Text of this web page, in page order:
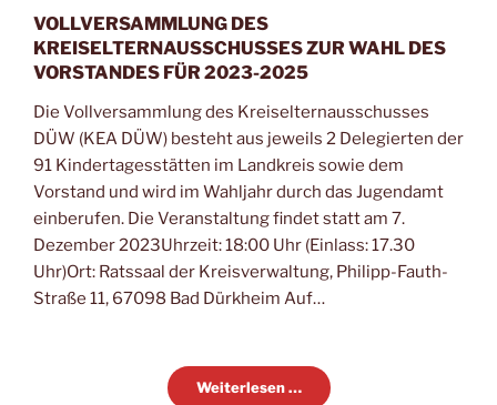
VOLLVERSAMMLUNG DES
KREISELTERNAUSSCHUSSES ZUR WAHL DES
VORSTANDES FÜR 2023-2025
Die Vollversammlung des Kreiselternausschusses
DÜW (KEA DÜW) besteht aus jeweils 2 Delegierten der
91 Kindertagesstätten im Landkreis sowie dem
Vorstand und wird im Wahljahr durch das Jugendamt
einberufen. Die Veranstaltung findet statt am 7.
Dezember 2023Uhrzeit: 18:00 Uhr (Einlass: 17.30
Uhr)Ort: Ratssaal der Kreisverwaltung, Philipp-Fauth-
Straße 11, 67098 Bad Dürkheim Auf…
Weiterlesen …